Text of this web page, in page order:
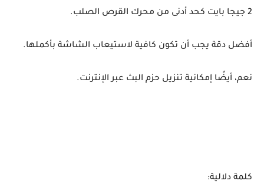
2 جيجا بايت كحد أدنى من محرك القرص الصلب.
أفضل دقة يجب أن تكون كافية لاستيعاب الشاشة بأكملها.
نعم، أيضًا إمكانية تنزيل حزم البث عبر الإنترنت.
كلمة دلالية: